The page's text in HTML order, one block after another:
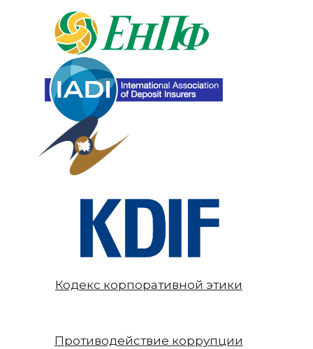
Кодекс корпоративной этики
Противодействие коррупции